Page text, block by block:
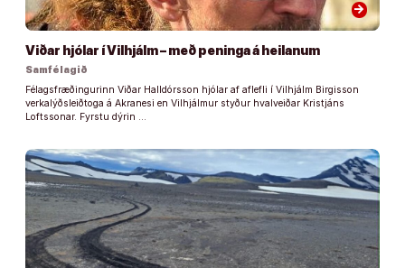
arrow_forward
Viðar hjólar í Vilhjálm – með peninga á heilanum
Samfélagið
Félagsfræðingurinn Viðar Halldórsson hjólar af aflefli í Vilhjálm Birgisson
verkalýðsleiðtoga á Akranesi en Vilhjálmur styður hvalveiðar Kristjáns
Loftssonar. Fyrstu dýrin …